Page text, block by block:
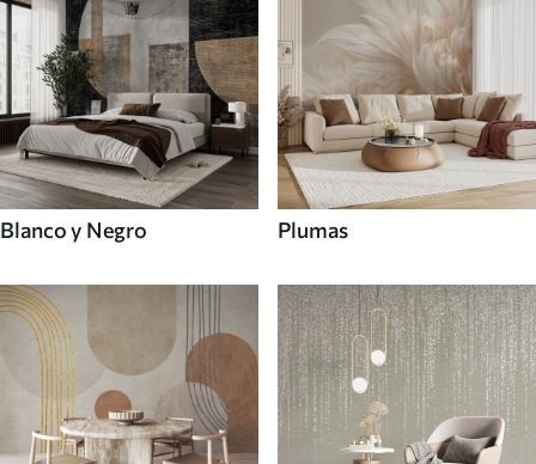
Blanco y Negro Plumas